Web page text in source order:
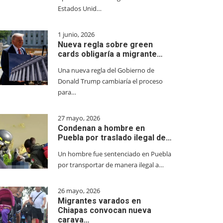
Estados Unid…
1 junio, 2026
Nueva regla sobre green
cards obligaría a migrante…
Una nueva regla del Gobierno de
Donald Trump cambiaría el proceso
para…
27 mayo, 2026
Condenan a hombre en
Puebla por traslado ilegal de…
Un hombre fue sentenciado en Puebla
por transportar de manera ilegal a…
26 mayo, 2026
Migrantes varados en
Chiapas convocan nueva
carava…